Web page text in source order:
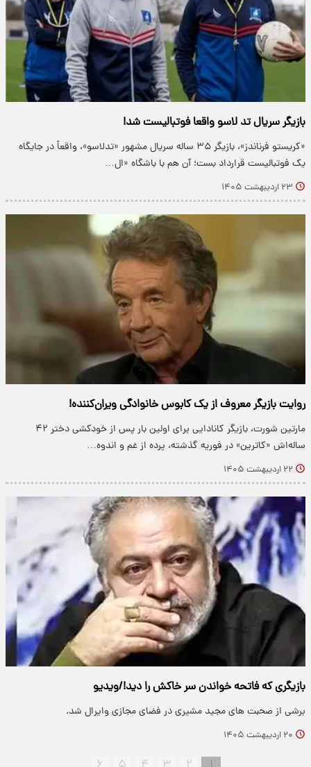
بازیگر سریال تد لاسو واقعا فوتبالیست شد!
«کریستو فرناندز»، بازیگر ۳۵ ساله سریال مشهور «تدلاسو»، واقعاً در جایگاه
یک فوتبالیست قرارداد بست؛ آن هم با باشگاه «ال…
۲۳ اردیبهشت ۱۴۰۵
روایت بازیگر معروف از یک کابوس خانوادگی ویران‌کننده!
مارتین شورت، بازیگر کانادایی برای اولین بار پس از خودکشی دختر ۴۲
ساله‌اش «کاترین» در فوریه گذشته، پرده از غم و اندوه…
۲۲ اردیبهشت ۱۴۰۵
بازیگری که فاتحه خواندن سر خاکش را دید!/ویدیو
برشی از صحبت های مجید مشیری در فضای مجازی وایرال شد.
۲۰ اردیبهشت ۱۴۰۵